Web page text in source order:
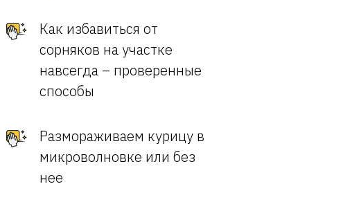
Как избавиться от
сорняков на участке
навсегда – проверенные
способы
Размораживаем курицу в
микроволновке или без
нее